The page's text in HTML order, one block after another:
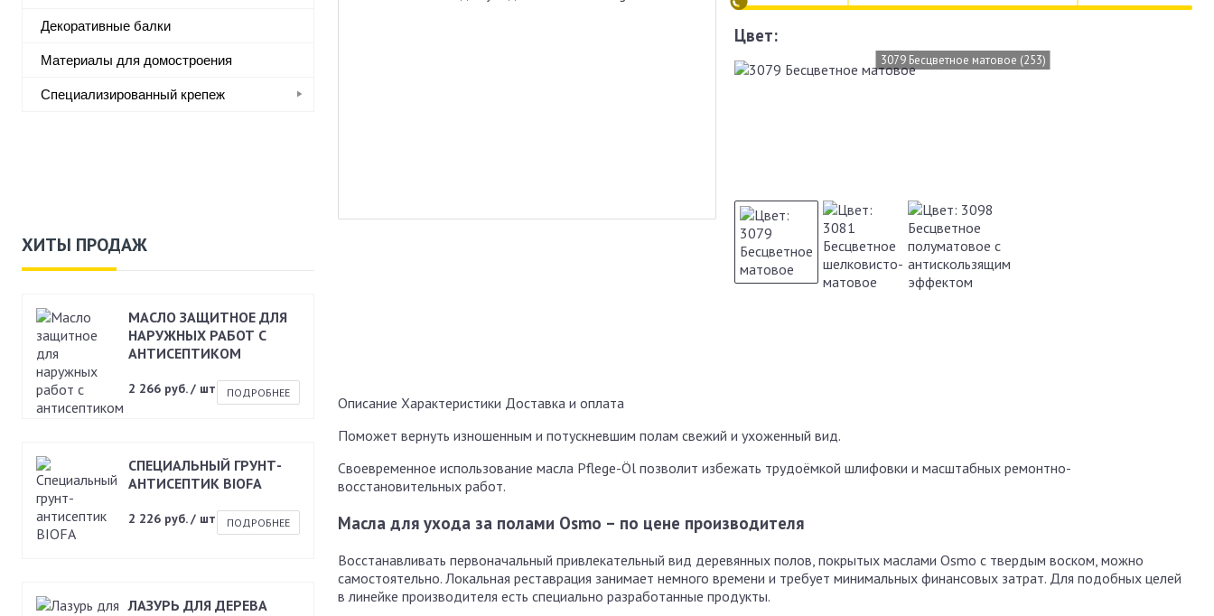
Декоративные балки
Материалы для домостроения
Специализированный крепеж
ХИТЫ ПРОДАЖ
МАСЛО ЗАЩИТНОЕ ДЛЯ
НАРУЖНЫХ РАБОТ С
АНТИСЕПТИКОМ
2 266 руб. / шт ПОДРОБНЕЕ
СПЕЦИАЛЬНЫЙ ГРУНТ-
АНТИСЕПТИК BIOFA
2 226 руб. / шт ПОДРОБНЕЕ
ЛАЗУРЬ ДЛЯ ДЕРЕВА
Цвет:
3079 Бесцветное матовое (253)
Описание Характеристики Доставка и оплата
Поможет вернуть изношенным и потускневшим полам свежий и ухоженный вид.
Своевременное использование масла Pflege-Öl позволит избежать трудоёмкой шлифовки и масштабных ремонтно-
восстановительных работ.
Масла для ухода за полами Osmo – по цене производителя
Восстанавливать первоначальный привлекательный вид деревянных полов, покрытых маслами Osmo с твердым воском, можно
самостоятельно. Локальная реставрация занимает немного времени и требует минимальных финансовых затрат. Для подобных целей
в линейке производителя есть специально разработанные продукты.